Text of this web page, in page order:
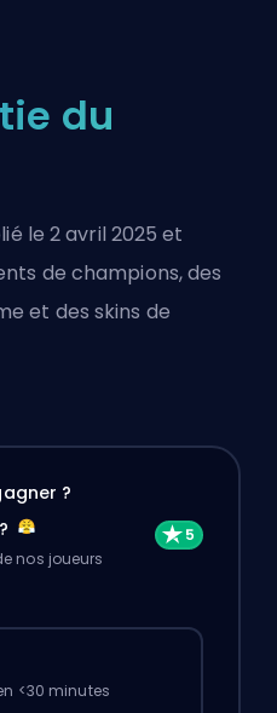
du
le 2 avril 2025 et
de champions, des
et des skins de
?
nos joueurs
<30 minutes